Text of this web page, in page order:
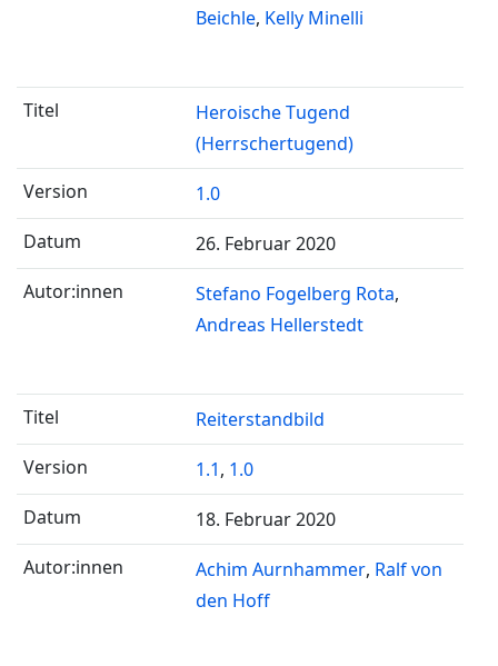
Beichle Kelly Minelli
Heroische Tugend
(Herrschertugend)
1.0
26. Februar 2020
Stefano Fogelberg Rota
Andreas Hellerstedt
Reiterstandbild
1.1, 1.0
18. Februar 2020
Achim Aurnhammer Ralf von
den Hoff